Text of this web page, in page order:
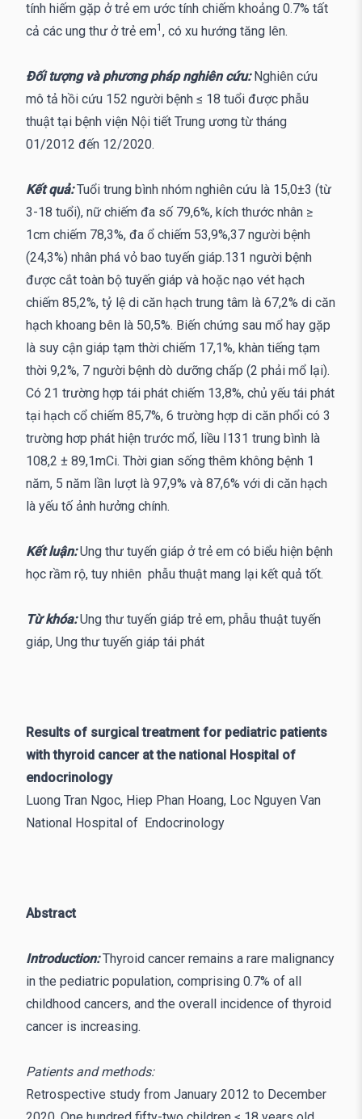
tính hiếm gặp ở trẻ em ước tính chiếm khoảng 0.7% tất
cả các ung thư ở trẻ em1 , có xu hướng tăng lên.
Đối tượng và phương pháp nghiên cứu: Nghiên cứu
mô tả hồi cứu 152 người bệnh ≤ 18 tuổi được phẫu
thuật tại bệnh viện Nội tiết Trung ương từ tháng
01/2012 đến 12/2020.
Kết quả: Tuổi trung bình nhóm nghiên cứu là 15,0±3 (từ
3-18 tuổi), nữ chiếm đa số 79,6%, kích thước nhân ≥
1cm chiếm 78,3%, đa ổ chiếm 53,9%,37 người bệnh
(24,3%) nhân phá vỏ bao tuyến giáp.131 người bệnh
được cắt toàn bộ tuyến giáp và hoặc nạo vét hạch
chiếm 85,2%, tỷ lệ di căn hạch trung tâm là 67,2% di căn
hạch khoang bên là 50,5%. Biến chứng sau mổ hay gặp
là suy cận giáp tạm thời chiếm 17,1%, khàn tiếng tạm
thời 9,2%, 7 người bệnh dò dưỡng chấp (2 phải mổ lại).
Có 21 trường hợp tái phát chiếm 13,8%, chủ yếu tái phát
tại hạch cổ chiếm 85,7%, 6 trường hợp di căn phổi có 3
trường hơp phát hiện trước mổ, liều I131 trung bình là
108,2 ± 89,1mCi. Thời gian sống thêm không bệnh 1
năm, 5 năm lần lượt là 97,9% và 87,6% với di căn hạch
là yếu tố ảnh hưởng chính.
Kết luận: Ung thư tuyến giáp ở trẻ em có biểu hiện bệnh
học rầm rộ, tuy nhiên phẫu thuật mang lại kết quả tốt.
Từ khóa: Ung thư tuyến giáp trẻ em, phẫu thuật tuyến
giáp, Ung thư tuyến giáp tái phát
Results of surgical treatment for pediatric patients
with thyroid cancer at the national Hospital of
endocrinology
Luong Tran Ngoc, Hiep Phan Hoang, Loc Nguyen Van
National Hospital of Endocrinology
Abstract
Introduction: Thyroid cancer remains a rare malignancy
in the pediatric population, comprising 0.7% of all
childhood cancers, and the overall incidence of thyroid
cancer is increasing.
Patients and methods:
Retrospective study from January 2012 to December